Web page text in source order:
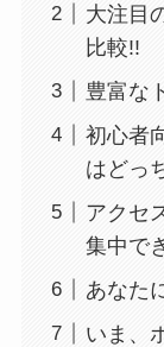
大注目
比較!!
豊富な
初心者
はどっ
アクセ
集中で
あなた
いま、